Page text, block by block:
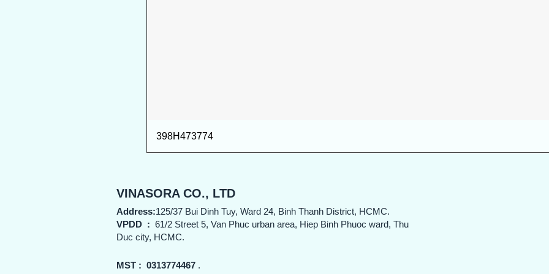
398H473774
VINASORA CO., LTD
Address:125/37 Bui Dinh Tuy, Ward 24, Binh Thanh District, HCMC.
VPDD : 61/2 Street 5, Van Phuc urban area, Hiep Binh Phuoc ward, Thu
Duc city, HCMC.
MST : 0313774467 .